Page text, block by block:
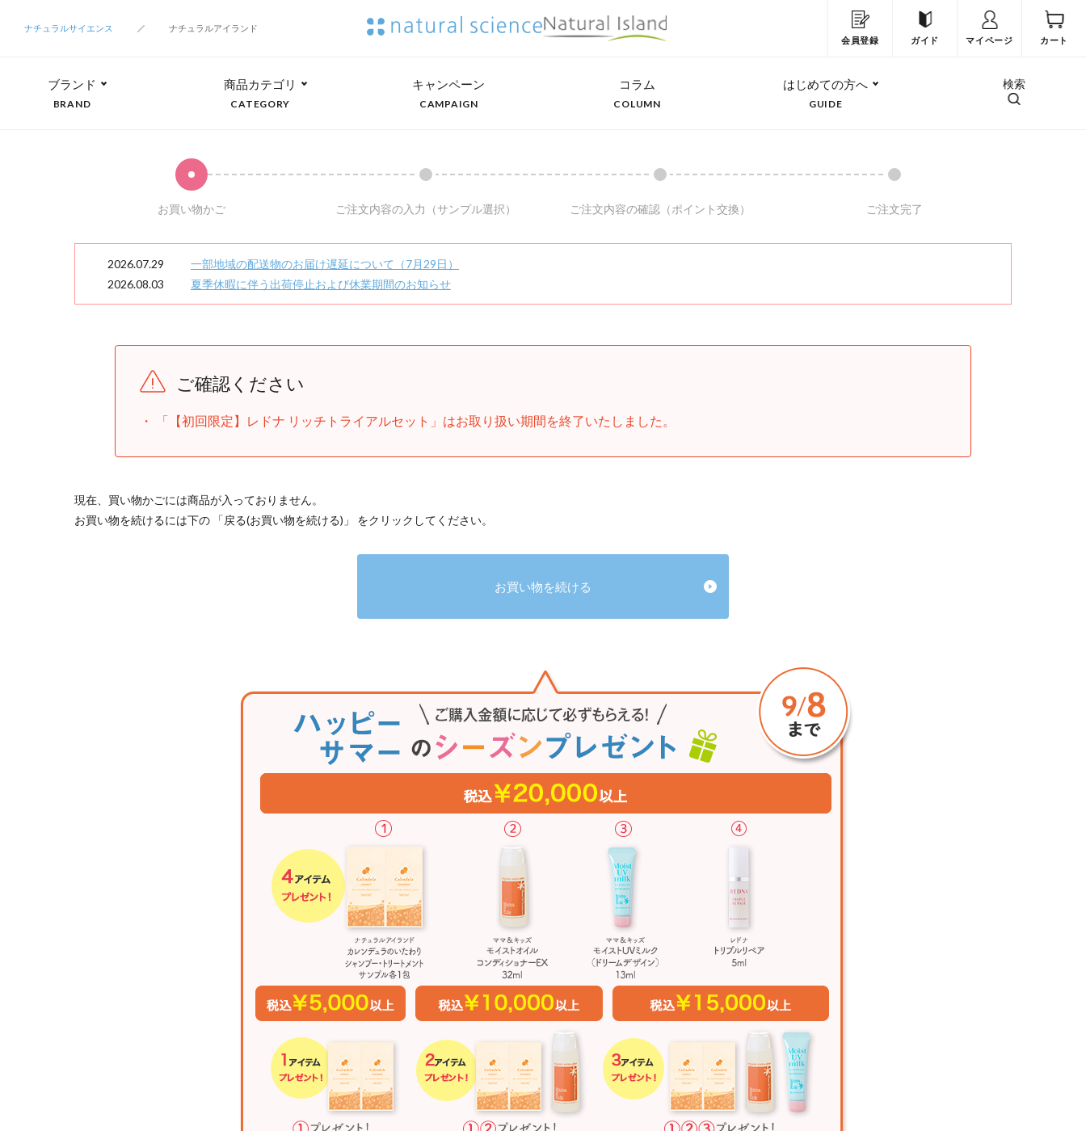
ナチュラルサイエンス
ナチュラルアイランド
会員登録
ガイド マイページ カート
ブランド
BRAND
商品カテゴリ
CATEGORY
キャンペーン
CAMPAIGN
コラム
COLUMN
はじめての方へ
GUIDE
検索
お買い物かご ご注文内容の入力 （サンプル選択） ご注文内容の確認 （ポイント交換） ご注文完了
2026.07.29
一部地域の配送物のお届け遅延について（7月29日）
2026.08.03
夏季休暇に伴う出荷停止および休業期間のお知らせ
ご確認ください
「【初回限定】レドナ リッチトライアルセット」はお取り扱い期間を終了いたしました。
現在、買い物かごには商品が入っておりません。
お買い物を続けるには下の 「戻る(お買い物を続ける)」 をクリックしてください。
お買い物を続ける